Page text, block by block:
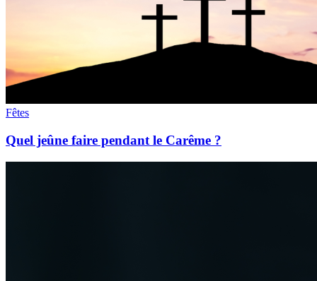
Fêtes
Quel jeûne faire pendant le Carême ?